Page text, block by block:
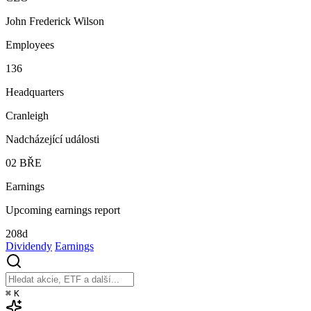
John Frederick Wilson
Employees
136
Headquarters
Cranleigh
Nadcházející události
02 BŘE
Earnings
Upcoming earnings report
208d
Dividendy Earnings
⌘ K